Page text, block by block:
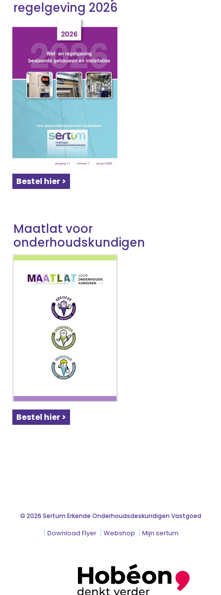
regelgeving 2026
Bestel hier >
Maatlat voor
onderhoudskundigen
Bestel hier >
© 2026 Sertum Erkende Onderhoudsdeskundigen Vastgoed
Download Flyer Webshop Mijn sertum